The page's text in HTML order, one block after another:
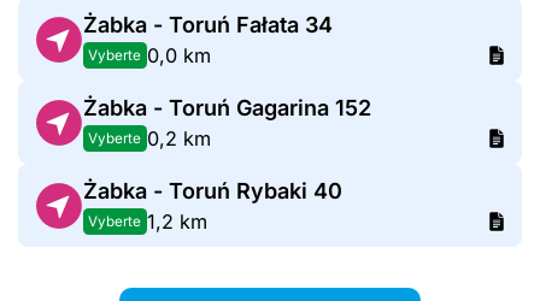
Żabka - Toruń Fałata 34
Vyberte 0,0 km
Żabka - Toruń Gagarina 152
Vyberte 0,2 km
Żabka - Toruń Rybaki 40
Vyberte 1,2 km